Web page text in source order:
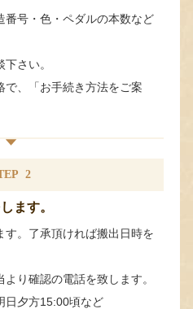
番号・色・ペダルの本数など
さい。
で、「お手続き方法をご案
2
ます。
。了承頂ければ搬出日時を
り確認の電話を致します。
日夕方15:00頃など